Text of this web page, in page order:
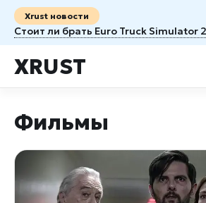
Xrust новости
XRUST
Фильмы